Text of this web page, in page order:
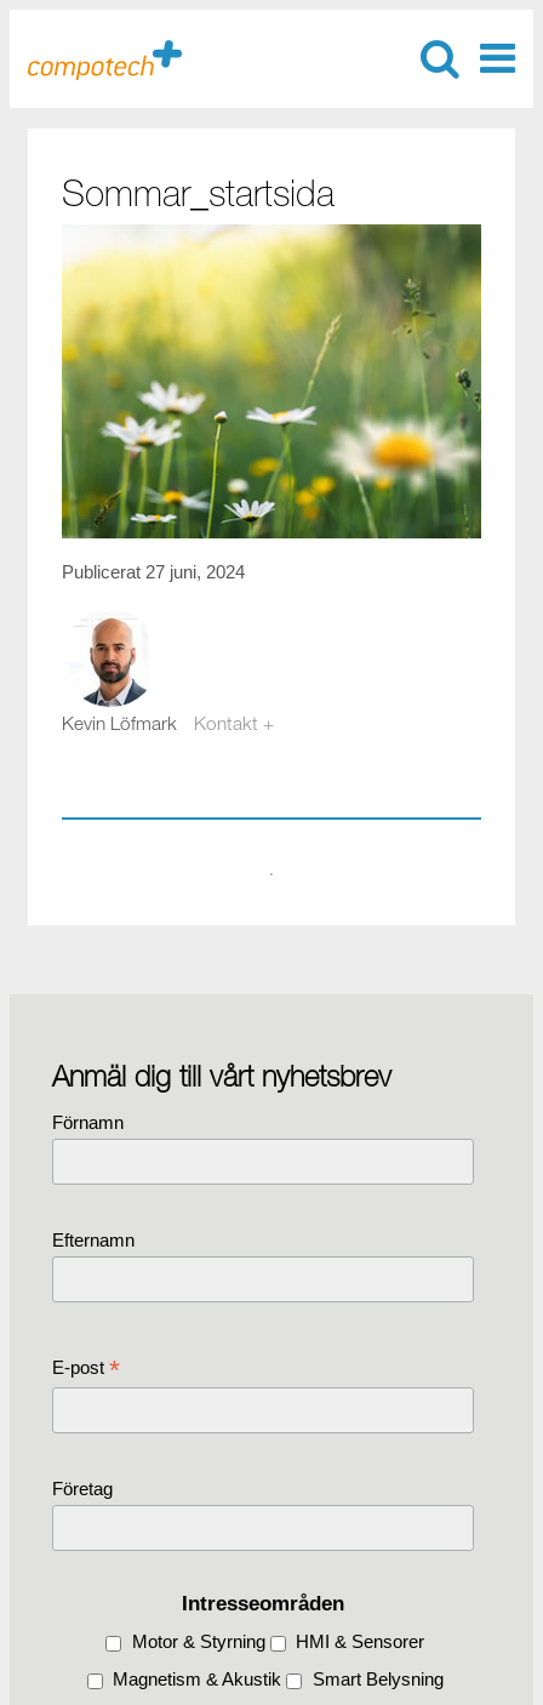
Sommar_startsida
Publicerat 27 juni, 2024
Kevin Löfmark Kontakt +
·
Anmäl dig till vårt nyhetsbrev
Förnamn
Efternamn
E-post *
Företag
Intresseområden
Motor & Styrning
HMI & Sensorer
Magnetism & Akustik
Smart Belysning